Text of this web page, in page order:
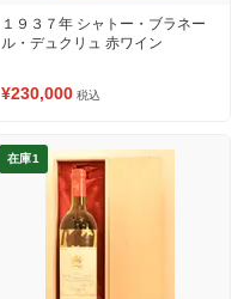
１９３７年 シャトー・ブラネー
ル・デュクリュ 赤ワイン
¥230,000 税込
在庫1